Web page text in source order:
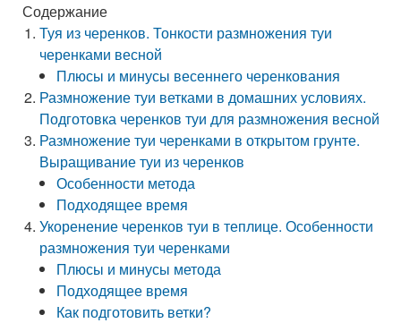
Содержание
Туя из черенков. Тонкости размножения туи
черенками весной
Плюсы и минусы весеннего черенкования
Размножение туи ветками в домашних условиях.
Подготовка черенков туи для размножения весной
Размножение туи черенками в открытом грунте.
Выращивание туи из черенков
Особенности метода
Подходящее время
Укоренение черенков туи в теплице. Особенности
размножения туи черенками
Плюсы и минусы метода
Подходящее время
Как подготовить ветки?